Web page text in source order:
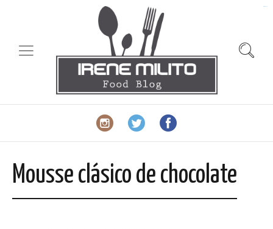
Mousse clásico de chocolate